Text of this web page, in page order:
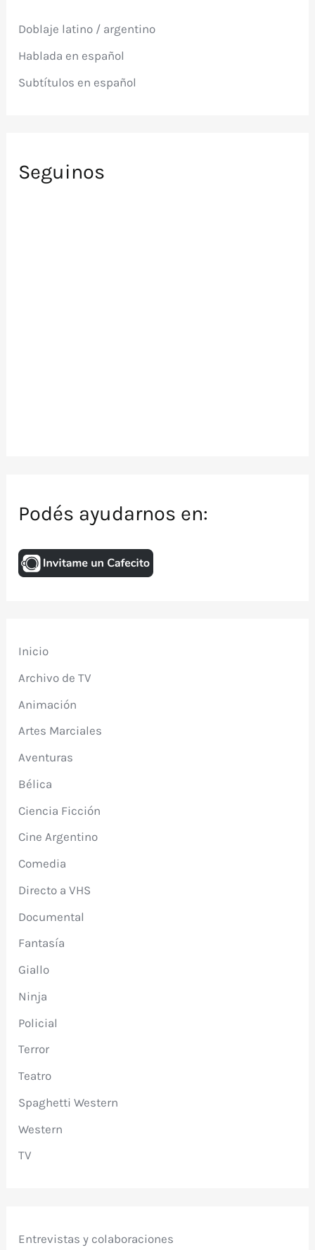
o
:
Doblaje latino / argentino
Hablada en español
Subtítulos en español
Seguinos
Podés ayudarnos en:
Inicio
Archivo de TV
Animación
Artes Marciales
Aventuras
Bélica
Ciencia Ficción
Cine Argentino
Comedia
Directo a VHS
Documental
Fantasía
Giallo
Ninja
Policial
Terror
Teatro
Spaghetti Western
Western
TV
Entrevistas y colaboraciones